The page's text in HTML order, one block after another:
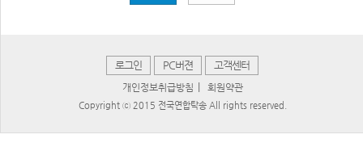
로그인 PC버젼 고객센터
개인정보취급방침 회원약관
Copyright ⓒ 2015 전국연합탁송 All rights reserved.